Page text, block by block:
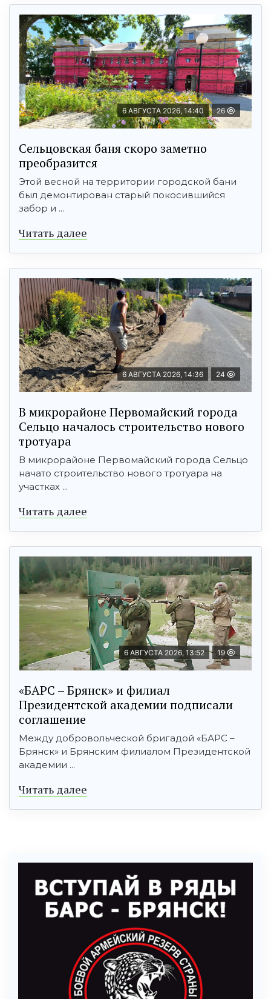
6 АВГУСТА 2026, 14:40 26
Сельцовская баня скоро заметно
преобразится
Этой весной на территории городской бани
был демонтирован старый покосившийся
забор и ...
Читать далее
6 АВГУСТА 2026, 14:36 24
В микрорайоне Первомайский города
Сельцо началось строительство нового
тротуара
В микрорайоне Первомайский города Сельцо
начато строительство нового тротуара на
участках ...
Читать далее
6 АВГУСТА 2026, 13:52 19
«БАРС – Брянск» и филиал
Президентской академии подписали
соглашение
Между добровольческой бригадой «БАРС –
Брянск» и Брянским филиалом Президентской
академии ...
Читать далее